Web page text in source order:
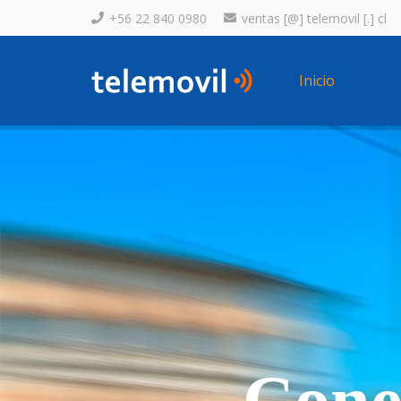
+56 22 840 0980 ventas [@] telemovil [.] cl
Inicio